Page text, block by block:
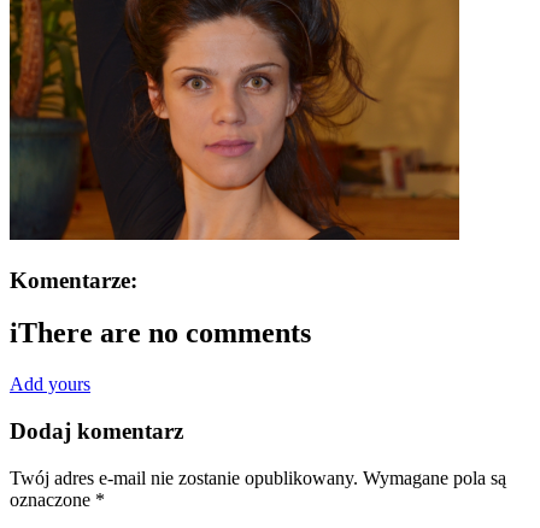
Komentarze:
iThere are no comments
Add yours
Dodaj komentarz
Twój adres e-mail nie zostanie opublikowany. Wymagane pola są
oznaczone *